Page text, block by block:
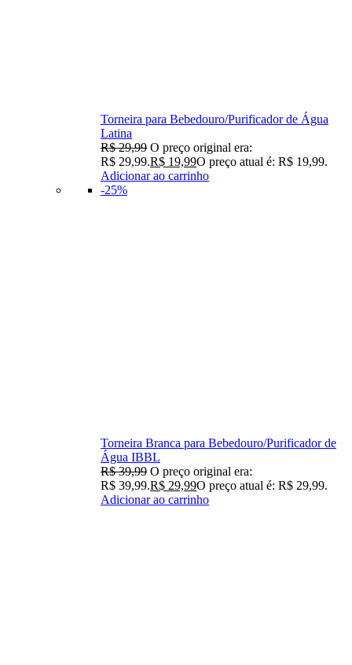
Torneira para Bebedouro/Purificador de Água
Latina
R$29,99 O preço original era:
R$ 29,99.R$ 19,99O preço atual é: R$ 19,99.
Adicionar ao carrinho
-25%
Torneira Branca para Bebedouro/Purificador de
Água IBBL
R$39,99 O preço original era:
R$ 39,99.R$ 29,99O preço atual é: R$ 29,99.
Adicionar ao carrinho